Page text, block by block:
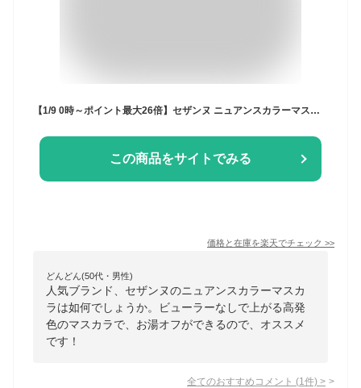
【1/9 0時～ポイント最大26倍】セザンヌ ニュアンスカラーマスカラ 高発色 ニュアンス感 スマッジプルーフ お湯 オフ 秋色＜CEZANNE／セザンヌ＞【正規品】【メール便1通3個まで可】【ギフト対応可】
この商品をサイトでみる
価格と在庫を楽天でチェック >>
どんどん(50代・男性)
人気ブランド、セザンヌのニュアンスカラーマスカ
ラは如何でしょうか。ビューラーなしで上がる高発
色のマスカラで、お湯オフができるので、オススメ
です！
全てのおすすめコメント (1 件) >